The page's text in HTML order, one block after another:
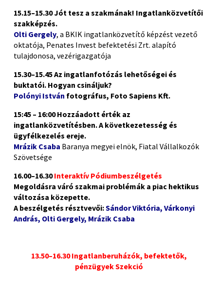
15.15–15.30 Jót tesz a szakmának! Ingatlanközvetítői
szakképzés.
Olti Gergely, a BKIK ingatlanközvetítő képzést vezető
oktatója, Penates Invest befektetési Zrt. alapító
tulajdonosa, vezérigazgatója
15.30–15.45 Az ingatlanfotózás lehetőségei és
buktatói. Hogyan csináljuk?
Polónyi István fotográfus, Foto Sapiens Kft.
15:45 – 16:00 Hozzáadott érték az
ingatlanközvetítésben. A következetesség és
ügyfélkezelés ereje.
Mrázik Csaba Baranya megyei elnök, Fiatal Vállalkozók
Szövetsége
16.00–16.30Interaktív Pódiumbeszélgetés
Megoldásra váró szakmai problémák a piac hektikus
változása közepette.
A beszélgetés résztvevői:Sándor Viktória, Várkonyi
András, Olti Gergely, Mrázik Csaba
13.50–16.30 Ingatlanberuházók, befektetők,
pénzügyek Szekció